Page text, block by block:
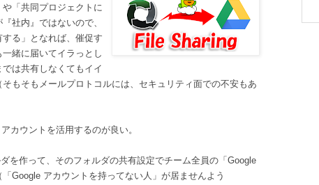
「共同プロジェクトに
社内』ではないので、
る」となれば、催促す
緒に届いてイラっとし
は共有しなくてもイイ
もそもメールプロトコルには、セキュリティ面での不安もあ
カウントを活用するのが良い。
を作って、そのフォルダの共有設定でチーム全員の「Google
Google アカウントを持ってない人」が居ませんよう